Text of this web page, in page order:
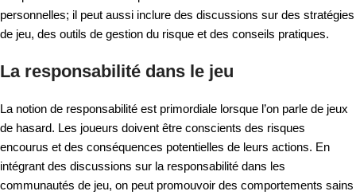
personnelles; il peut aussi inclure des discussions sur des stratégies
de jeu, des outils de gestion du risque et des conseils pratiques.
La responsabilité dans le jeu
La notion de responsabilité est primordiale lorsque l’on parle de jeux
de hasard. Les joueurs doivent être conscients des risques
encourus et des conséquences potentielles de leurs actions. En
intégrant des discussions sur la responsabilité dans les
communautés de jeu, on peut promouvoir des comportements sains